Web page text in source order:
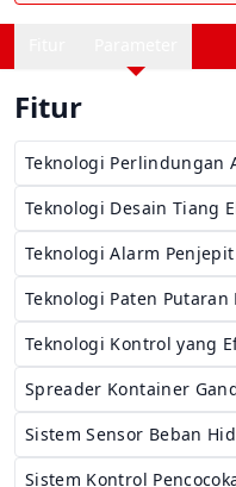
Fitur
Teknologi Perlindungan
Teknologi Desain Tiang
Teknologi Alarm
Teknologi Paten
Teknologi Kontrol yang
Spreader Kontainer
Sistem Sensor Beban
Sistem Kontrol